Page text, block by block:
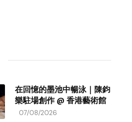
在回憶的墨池中暢泳｜陳鈞
樂駐場創作 @ 香港藝術館
07/08/2026